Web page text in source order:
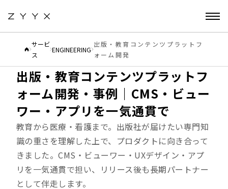
サービ
ス
ENGINEERING
出版・教育コンテンツプラットフ
ォーム開発
出版・教育コンテンツプラットフ
ォーム開発・事例｜CMS・ビュー
ワー・アプリを一気通貫で
教育から医療・看護まで。出版社が届けたい専門知
識の重さを理解した上で、プロダクトに向き合って
きました。CMS・ビューワー・UXデザイン・アプ
リを一気通貫で担い、リリース後も長期パートナー
として伴走します。